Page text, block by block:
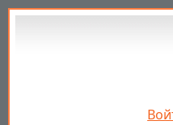
Перейти к основному